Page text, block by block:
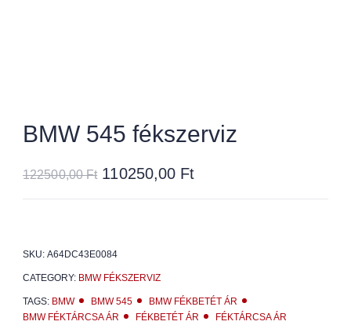
BMW 545 fékszerviz
122500,00Ft 110250,00 Ft
SKU: A64DC43E0084
CATEGORY: BMW FÉKSZERVIZ
TAGS: BMW BMW 545
BMW FÉKBETÉT ÁR
BMW FÉKTÁRCSA ÁR
FÉKBETÉT ÁR FÉKTÁRCSA ÁR